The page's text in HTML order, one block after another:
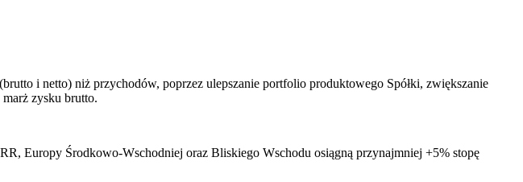
i netto) niż przychodów, poprzez ulepszanie portfolio produktowego Spółki, zwiększanie
zysku brutto.
Europy Środkowo-Wschodniej oraz Bliskiego Wschodu osiągną przynajmniej +5% stopę